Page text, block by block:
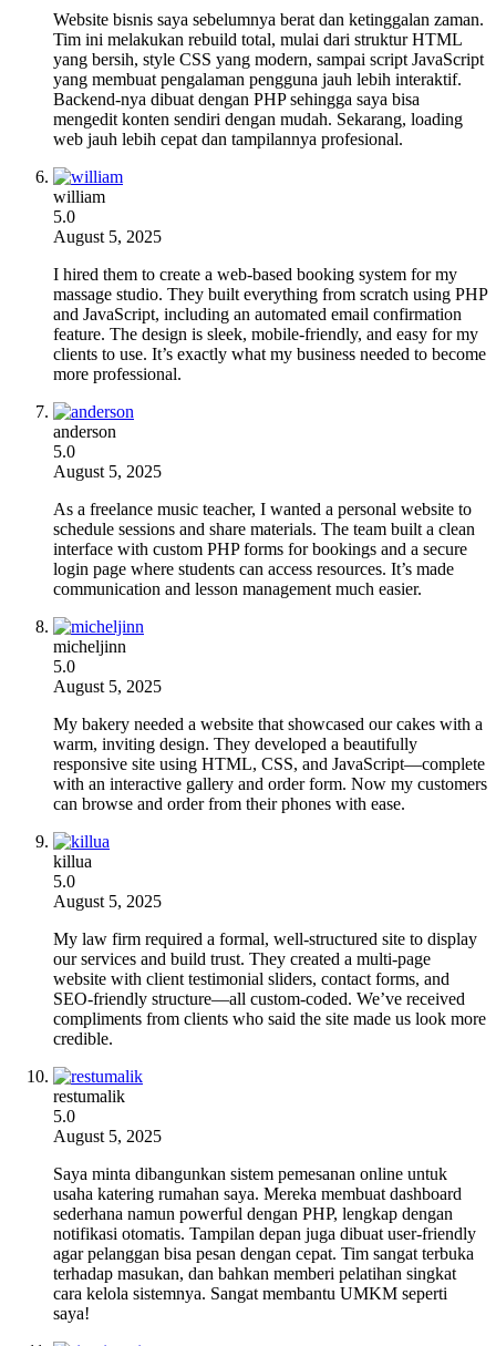
Website bisnis saya sebelumnya berat dan ketinggalan zaman.
Tim ini melakukan rebuild total, mulai dari struktur HTML
yang bersih, style CSS yang modern, sampai script JavaScript
yang membuat pengalaman pengguna jauh lebih interaktif.
Backend-nya dibuat dengan PHP sehingga saya bisa
mengedit konten sendiri dengan mudah. Sekarang, loading
web jauh lebih cepat dan tampilannya profesional.
william
5.0
August 5, 2025
I hired them to create a web-based booking system for my
massage studio. They built everything from scratch using PHP
and JavaScript, including an automated email confirmation
feature. The design is sleek, mobile-friendly, and easy for my
clients to use. It’s exactly what my business needed to become
more professional.
anderson
5.0
August 5, 2025
As a freelance music teacher, I wanted a personal website to
schedule sessions and share materials. The team built a clean
interface with custom PHP forms for bookings and a secure
login page where students can access resources. It’s made
communication and lesson management much easier.
micheljinn
5.0
August 5, 2025
My bakery needed a website that showcased our cakes with a
warm, inviting design. They developed a beautifully
responsive site using HTML, CSS, and JavaScript—complete
with an interactive gallery and order form. Now my customers
can browse and order from their phones with ease.
killua
5.0
August 5, 2025
My law firm required a formal, well-structured site to display
our services and build trust. They created a multi-page
website with client testimonial sliders, contact forms, and
SEO-friendly structure—all custom-coded. We’ve received
compliments from clients who said the site made us look more
credible.
restumalik
5.0
August 5, 2025
Saya minta dibangunkan sistem pemesanan online untuk
usaha katering rumahan saya. Mereka membuat dashboard
sederhana namun powerful dengan PHP, lengkap dengan
notifikasi otomatis. Tampilan depan juga dibuat user-friendly
agar pelanggan bisa pesan dengan cepat. Tim sangat terbuka
terhadap masukan, dan bahkan memberi pelatihan singkat
cara kelola sistemnya. Sangat membantu UMKM seperti
saya!